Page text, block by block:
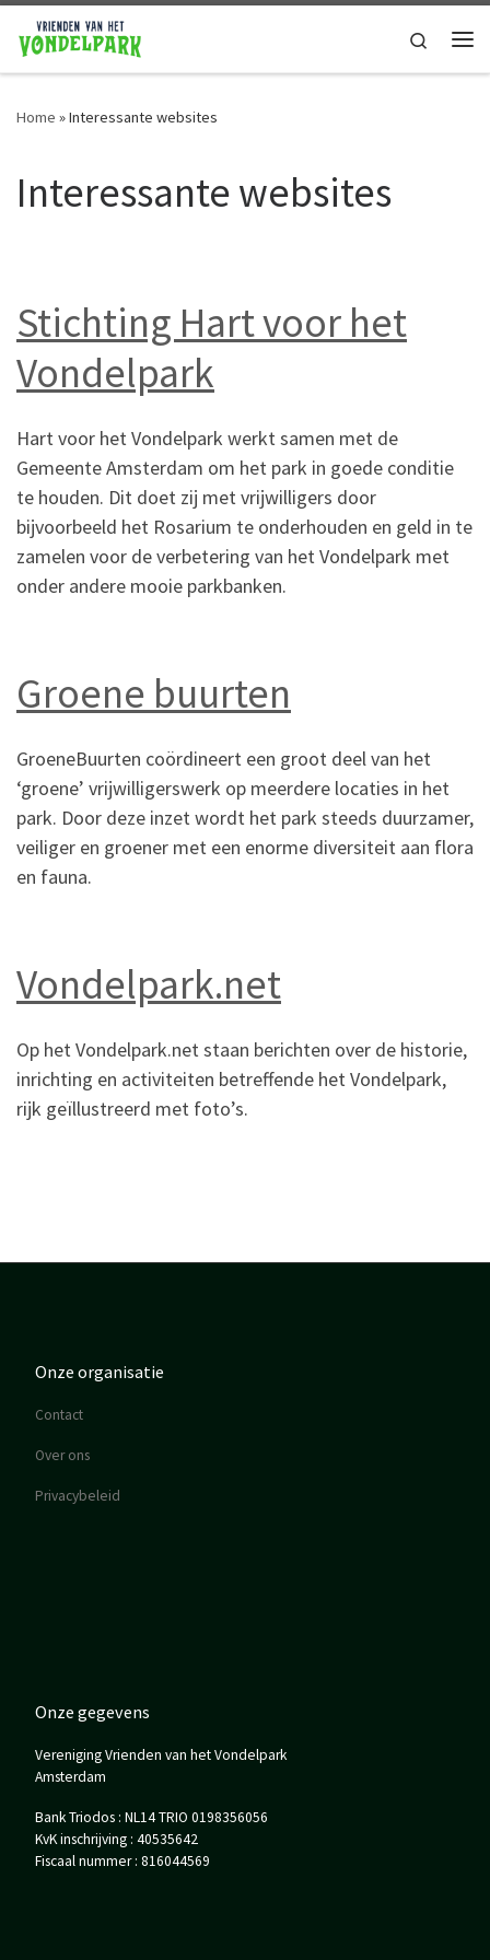
Ga naar de inhoud Search
Home »Interessante websites
Interessante websites
Stichting Hart voor het
Vondelpark
Hart voor het Vondelpark werkt samen met de
Gemeente Amsterdam om het park in goede conditie
te houden. Dit doet zij met vrijwilligers door
bijvoorbeeld het Rosarium te onderhouden en geld in te
zamelen voor de verbetering van het Vondelpark met
onder andere mooie parkbanken.
Groene buurten
GroeneBuurten coördineert een groot deel van het
‘groene’ vrijwilligerswerk op meerdere locaties in het
park. Door deze inzet wordt het park steeds duurzamer,
veiliger en groener met een enorme diversiteit aan flora
en fauna.
Vondelpark.net
Op het Vondelpark.net staan berichten over de historie,
inrichting en activiteiten betreffende het Vondelpark,
rijk geïllustreerd met foto’s.
Onze organisatie
Contact
Over ons
Privacybeleid
Onze gegevens
Vereniging Vrienden van het Vondelpark
Amsterdam
Bank Triodos : NL14 TRIO 0198356056
KvK inschrijving : 40535642
Fiscaal nummer : 816044569